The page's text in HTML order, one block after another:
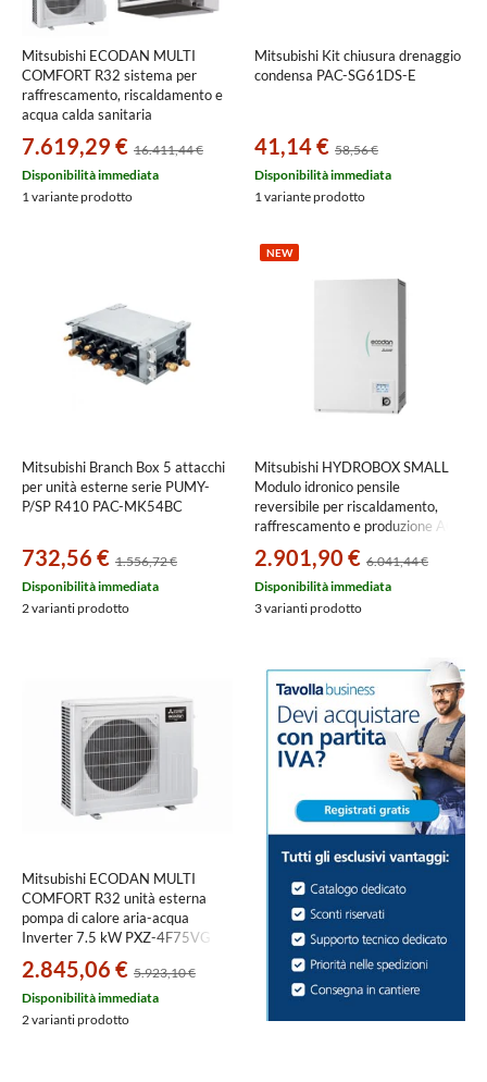
Mitsubishi ECODAN MULTI
COMFORT R32 sistema per
raffrescamento, riscaldamento e
acqua calda sanitaria
esterna 7.5 kW | unità interne
canalizzabile 12000 e pavimento
9000+9000 PXZ-4F75VG+SEZ-
7.619,29 € 16.411,44 €
Disponibilità immediata
1 variante prodotto
Mitsubishi Kit chiusura drenaggio
condensa PAC-SG61DS-E
41,14 € 58,56 €
Disponibilità immediata
1 variante prodotto
Mitsubishi Branch Box 5 attacchi
per unità esterne serie PUMY-
P/SP R410 PAC-MK54BC
732,56 € 1.556,72 €
Disponibilità immediata
2 varianti prodotto
NEW
Mitsubishi HYDROBOX SMALL
Modulo idronico pensile
reversibile per riscaldamento,
raffrescamento e produzione ACS
2.901,90 € 6.041,44 €
Disponibilità immediata
3 varianti prodotto
Mitsubishi ECODAN MULTI
COMFORT R32 unità esterna
pompa di calore aria-acqua
Inverter 7.5 kW PXZ-4F75VG
2.845,06 € 5.923,10 €
Disponibilità immediata
2 varianti prodotto